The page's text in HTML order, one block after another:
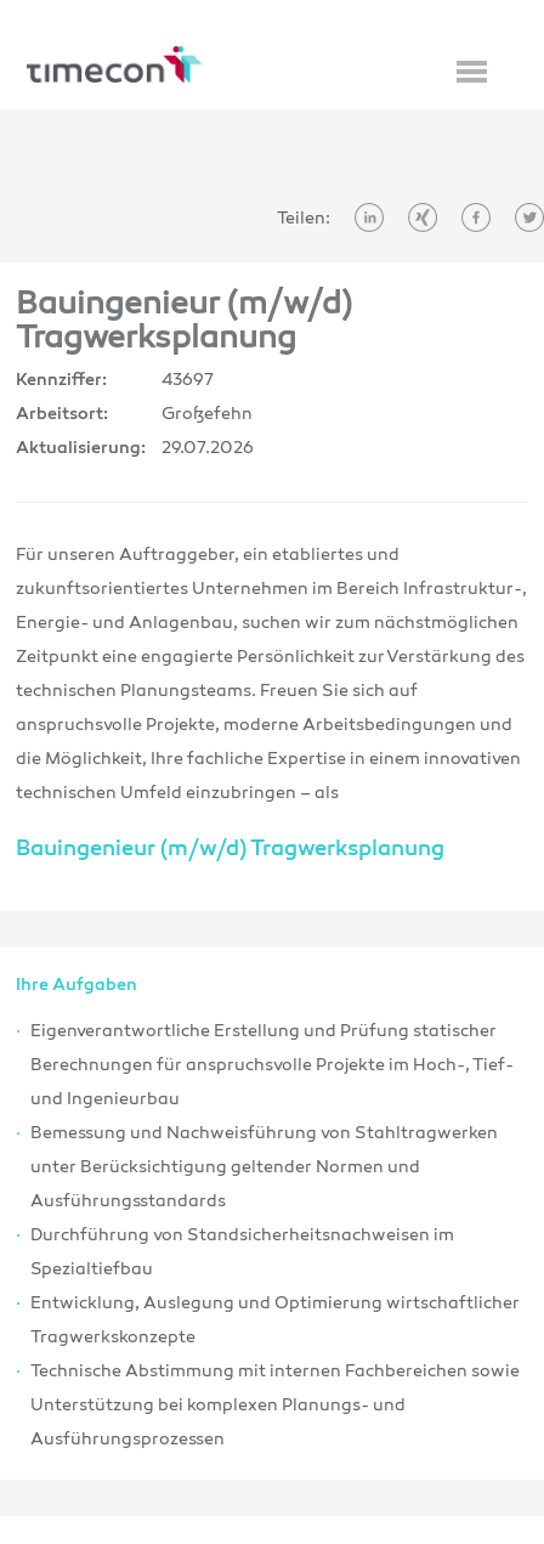
Teilen:
Bauingenieur (m/w/d)
Tragwerksplanung
Kennziffer: 43697
Arbeitsort: Großefehn
Aktualisierung: 29.07.2026
Für unseren Auftraggeber, ein etabliertes und
zukunftsorientiertes Unternehmen im Bereich Infrastruktur-,
Energie- und Anlagenbau, suchen wir zum nächstmöglichen
Zeitpunkt eine engagierte Persönlichkeit zur Verstärkung des
technischen Planungsteams. Freuen Sie sich auf
anspruchsvolle Projekte, moderne Arbeitsbedingungen und
die Möglichkeit, Ihre fachliche Expertise in einem innovativen
technischen Umfeld einzubringen – als
Bauingenieur (m/w/d) Tragwerksplanung
Ihre Aufgaben
Eigenverantwortliche Erstellung und Prüfung statischer
Berechnungen für anspruchsvolle Projekte im Hoch-, Tief-
und Ingenieurbau
Bemessung und Nachweisführung von Stahltragwerken
unter Berücksichtigung geltender Normen und
Ausführungsstandards
Durchführung von Standsicherheitsnachweisen im
Spezialtiefbau
Entwicklung, Auslegung und Optimierung wirtschaftlicher
Tragwerkskonzepte
Technische Abstimmung mit internen Fachbereichen sowie
Unterstützung bei komplexen Planungs- und
Ausführungsprozessen